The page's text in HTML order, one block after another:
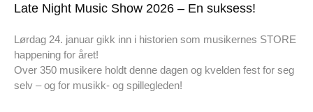
Late Night Music Show 2026 – En suksess!
Lørdag 24. januar gikk inn i historien som musikernes STORE
happening for året!
Over 350 musikere holdt denne dagen og kvelden fest for seg
selv – og for musikk- og spillegleden!